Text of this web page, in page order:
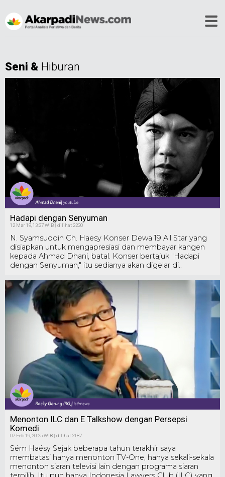
Seni & Hiburan
Hadapi dengan Senyuman
12 Mar 19, 13:37 WIB | dilihat 2230
N. Syamsuddin Ch. Haesy Konser Dewa 19 All Star yang
disiapkan untuk mengapresiasi dan membayar kangen
kepada Ahmad Dhani, batal. Konser bertajuk "Hadapi
dengan Senyuman," itu sedianya akan digelar di..
Menonton ILC dan E Talkshow dengan Persepsi
Komedi
07 Feb 19, 20:25 WIB | dilihat 2187
Sém Haésy Sejak beberapa tahun terakhir saya
membatasi hanya menonton TV-One, hanya sekali-sekala
menonton siaran televisi lain dengan programa siaran